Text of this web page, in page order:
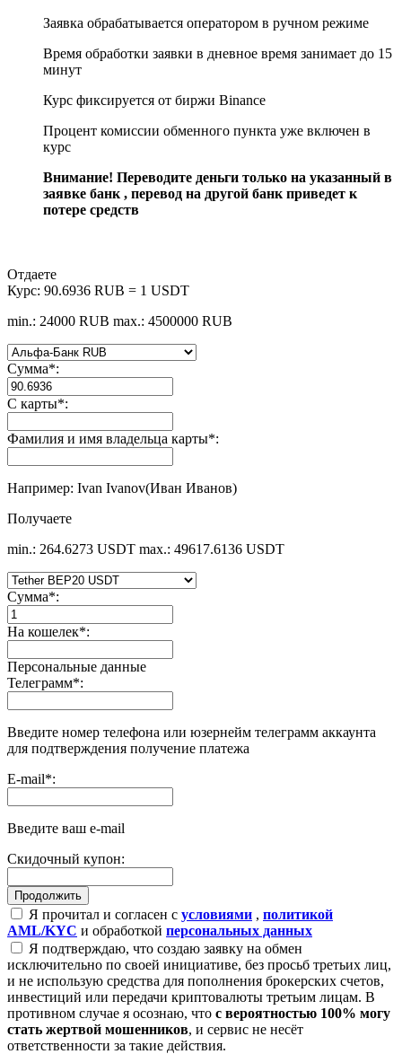
Заявка обрабатывается оператором в ручном режиме
Время обработки заявки в дневное время занимает до 15
минут
Курс фиксируется от биржи Binance
Процент комиссии обменного пункта уже включен в
курс
Внимание! Переводите деньги только на указанный в
заявке банк , перевод на другой банк приведет к
потере средств
Отдаете
Курс: 90.6936 RUB = 1 USDT
min.: 24000 RUB max.: 4500000 RUB
Сумма*:
С карты*:
Фамилия и имя владельца карты*:
Например: Ivan Ivanov(Иван Иванов)
Получаете
min.: 264.6273 USDT max.: 49617.6136 USDT
Сумма*:
На кошелек*:
Персональные данные
Телеграмм*:
Введите номер телефона или юзернейм телеграмм аккаунта
для подтверждения получение платежа
E-mail*:
Введите ваш e-mail
Скидочный купон:
Я прочитал и согласен с условиями , политикой
AML/KYC и обработкой персональных данных
Я подтверждаю, что создаю заявку на обмен
исключительно по своей инициативе, без просьб третьих лиц,
и не использую средства для пополнения брокерских счетов,
инвестиций или передачи криптовалюты третьим лицам. В
противном случае я осознаю, что с вероятностью 100% могу
стать жертвой мошенников, и сервис не несёт
ответственности за такие действия.